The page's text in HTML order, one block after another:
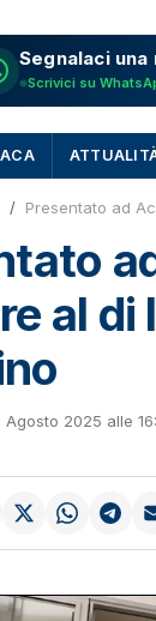
Segnalaci una
Scrivici su
Presentato ad
al
2025 alle